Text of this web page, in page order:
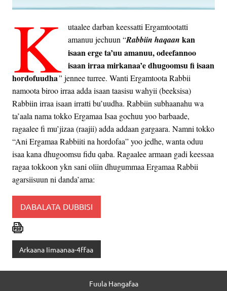
K
utaalee darban keessatti Ergamtootatti
amanuu jechuun “Rabbiin haqaankan
isaan erge ta’uu amanuu, odeefannoo
isaan irraa mirkanaa’e dhugoomsu fi isaan
hordofuudha” jennee turree. Wanti Ergamtoota Rabbii
namoota biroo irraa adda isaan taasisu wahyii (beeksisa)
Rabbiin irraa isaan irratti bu’uudha. Rabbiin subhaanahu wa
ta’aala nama tokko Ergamaa Isaa gochuu yoo barbaade,
ragaalee fi mu’jizaa (raajii) adda addaan gargaara. Namni tokko
“Ani Ergamaa Rabbiiti na hordofaa” yoo jedhe, wanta oduu
isaa kana dhugoomsu fidu qaba. Ragaalee armaan gadi keessaa
ragaa tokkoon ykn sani oliin dhugummaa Ergamaa Rabbii
agarsiisuun ni danda’ama:
DABALATA DUBBISI
Arkaana Iimaanaa-4ffaa
Fuula Hangafaa